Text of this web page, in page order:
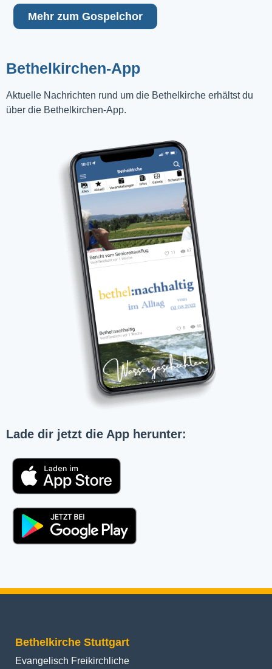
Mehr zum Gospelchor
Bethelkirchen-App
Aktuelle Nachrichten rund um die Bethelkirche erhältst du
über die Bethelkirchen-App.
Lade dir jetzt die App herunter:
Bethelkirche Stuttgart
Evangelisch Freikirchliche